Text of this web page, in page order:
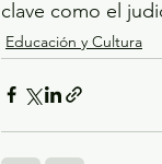
clave como el
Educación y Cultura